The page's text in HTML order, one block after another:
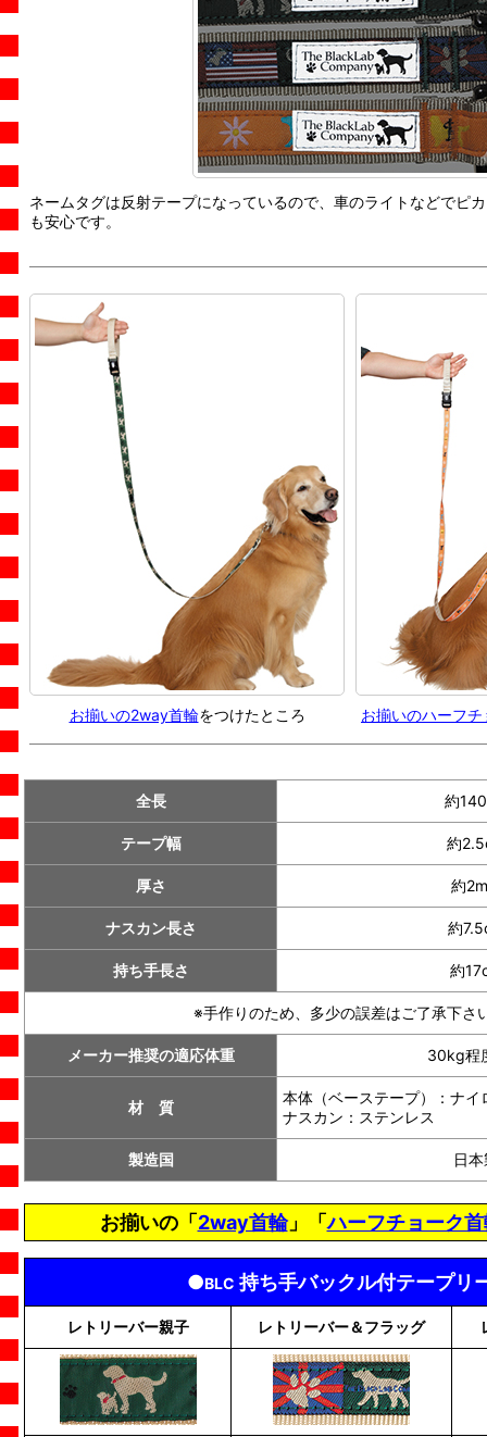
ネームタグは反射テープになっているので、車のライトなどでピ
も安心です。
お揃いの2way首輪をつけたところ お揃いのハーフ
全長 約
テープ幅 約
厚さ 約
ナスカン長さ 約
持ち手長さ 約
※手作りのため、多少の誤差はご了承下さ
メーカー推奨の適応体重 30kg程
材 質
本体（ベーステープ）：ナイ
ナスカン：ステンレス
製造国 日
お揃いの「 2way首輪」「ハーフチョーク
●BLC 持ち手バックル付テープリ
レトリーバー親子 レトリーバー＆フラッグ